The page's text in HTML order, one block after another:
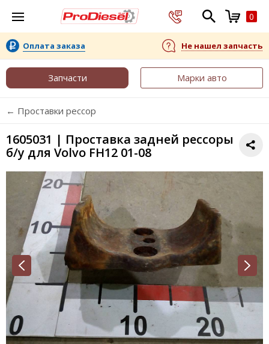
0
Оплата заказа Не нашел запчасть
Запчасти Марки авто
← Проставки рессор
1605031 | Проставка задней рессоры
б/у для Volvo FH12 01-08